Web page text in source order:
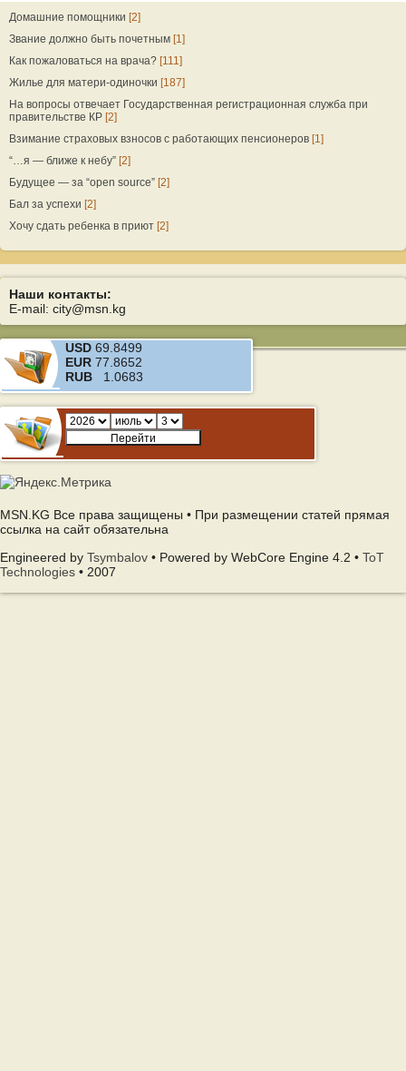
Домашние помощники [2]
Звание должно быть почетным [1]
Как пожаловаться на врача? [111]
Жилье для матери-одиночки [187]
На вопросы отвечает Государственная регистрационная служба при
правительстве КР [2]
Взимание страховых взносов с работающих пенсионеров [1]
“…я — ближе к небу” [2]
Будущее — за “open source” [2]
Бал за успехи [2]
Хочу сдать ребенка в приют [2]
Наши контакты:
E-mail: city@msn.kg
USD 69.8499
EUR 77.8652
RUB 1.0683
MSN.KG Все права защищены • При размещении статей прямая
ссылка на сайт обязательна
Engineered by Tsymbalov • Powered by WebCore Engine 4.2 • ToT
Technologies • 2007